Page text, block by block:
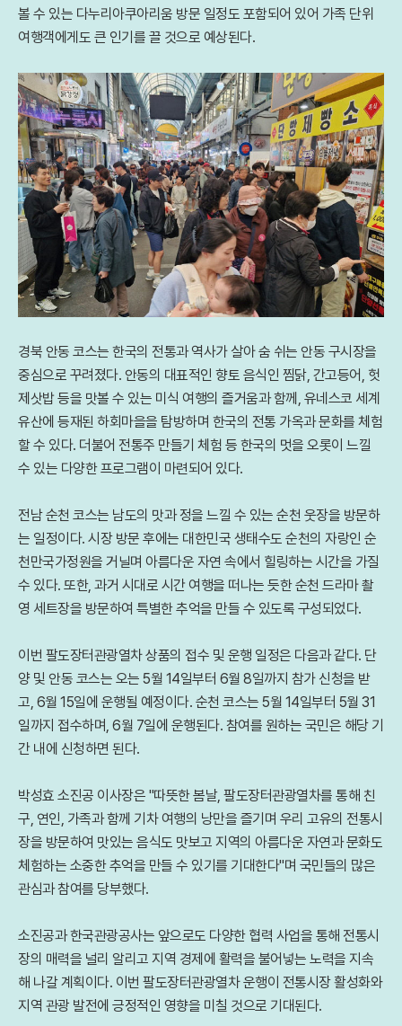
볼 수 있는 다누리아쿠아리움 방문 일정도 포함되어 있어 가족 단위
여행객에게도 큰 인기를 끌 것으로 예상된다.
경북 안동 코스는 한국의 전통과 역사가 살아 숨 쉬는 안동 구시장을
중심으로 꾸려졌다. 안동의 대표적인 향토 음식인 찜닭, 간고등어, 헛
제삿밥 등을 맛볼 수 있는 미식 여행의 즐거움과 함께, 유네스코 세계
유산에 등재된 하회마을을 탐방하며 한국의 전통 가옥과 문화를 체험
할 수 있다. 더불어 전통주 만들기 체험 등 한국의 멋을 오롯이 느낄
수 있는 다양한 프로그램이 마련되어 있다.
전남 순천 코스는 남도의 맛과 정을 느낄 수 있는 순천 웃장을 방문하
는 일정이다. 시장 방문 후에는 대한민국 생태수도 순천의 자랑인 순
천만국가정원을 거닐며 아름다운 자연 속에서 힐링하는 시간을 가질
수 있다. 또한, 과거 시대로 시간 여행을 떠나는 듯한 순천 드라마 촬
영 세트장을 방문하여 특별한 추억을 만들 수 있도록 구성되었다.
이번 팔도장터관광열차 상품의 접수 및 운행 일정은 다음과 같다. 단
양 및 안동 코스는 오는 5월 14일부터 6월 8일까지 참가 신청을 받
고, 6월 15일에 운행될 예정이다. 순천 코스는 5월 14일부터 5월 31
일까지 접수하며, 6월 7일에 운행된다. 참여를 원하는 국민은 해당 기
간 내에 신청하면 된다.
박성효 소진공 이사장은 "따뜻한 봄날, 팔도장터관광열차를 통해 친
구, 연인, 가족과 함께 기차 여행의 낭만을 즐기며 우리 고유의 전통시
장을 방문하여 맛있는 음식도 맛보고 지역의 아름다운 자연과 문화도
체험하는 소중한 추억을 만들 수 있기를 기대한다"며 국민들의 많은
관심과 참여를 당부했다.
소진공과 한국관광공사는 앞으로도 다양한 협력 사업을 통해 전통시
장의 매력을 널리 알리고 지역 경제에 활력을 불어넣는 노력을 지속
해 나갈 계획이다. 이번 팔도장터관광열차 운행이 전통시장 활성화와
지역 관광 발전에 긍정적인 영향을 미칠 것으로 기대된다.